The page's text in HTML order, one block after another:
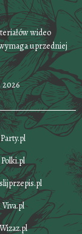
wideo
uprzedniej
2026
Party.pl
Polki.pl
Viva.pl